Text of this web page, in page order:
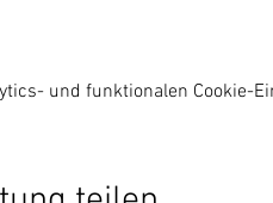
und funktionalen Cookie-